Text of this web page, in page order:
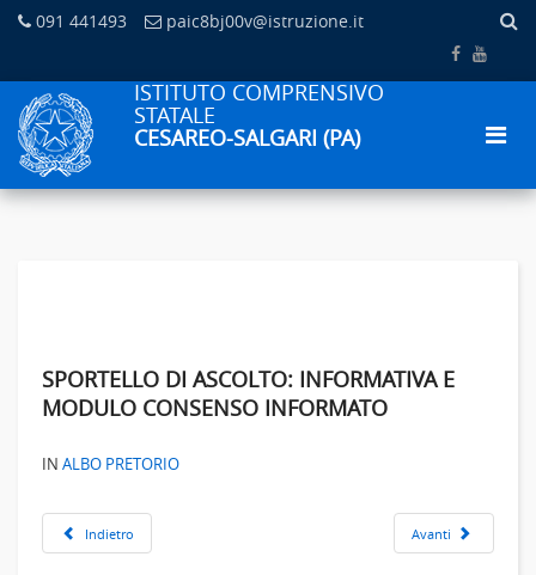
091 441493 paic8bj00v@istruzione.it
ISTITUTO COMPRENSIVO
STATALE
CESAREO-SALGARI (PA)
SPORTELLO DI ASCOLTO: INFORMATIVA E
MODULO CONSENSO INFORMATO
IN ALBO PRETORIO
Indietro Avanti